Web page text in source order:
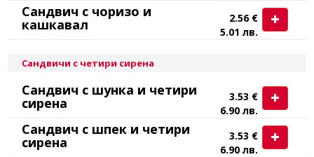
Сандвич с чоризо и
кашкавал
2.56 €
5.01 лв.
Сандвичи с четири сирена
Сандвич с шунка и четири
сирена
3.53 €
6.90 лв.
Сандвич с шпек и четири
сирена
3.53 €
6.90 лв.